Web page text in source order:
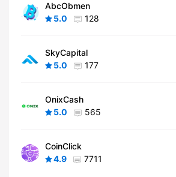
AbcObmen
5.0
128
SkyCapital
5.0
177
OnixCash
5.0
565
CoinClick
4.9
7711